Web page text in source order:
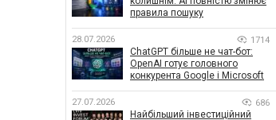
правила пошуку
28.07.2026 1714
ChatGPT більше не чат-бот:
OpenAI готує головного
конкурента Google і Microsoft
27.07.2026 686
Найбільший інвестиційний